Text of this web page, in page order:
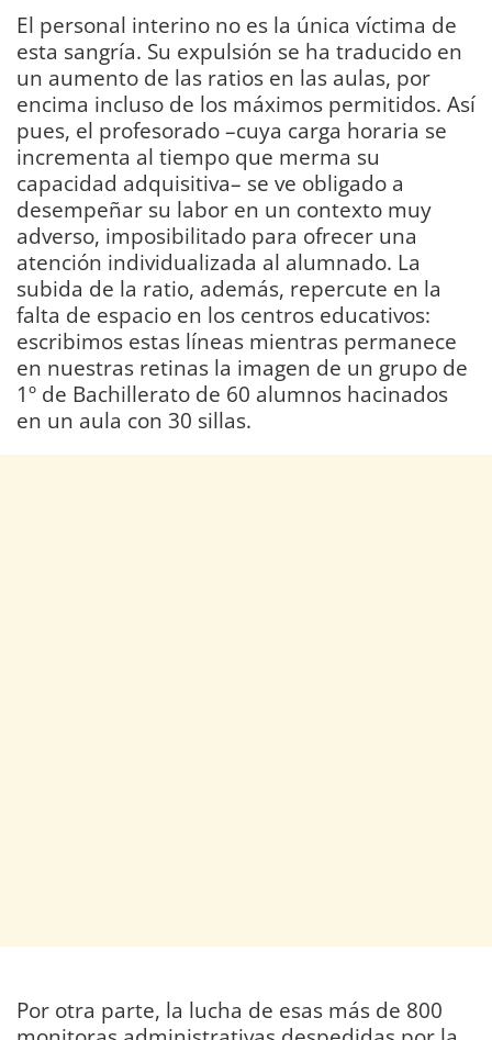
El personal interino no es la única víctima de
esta sangría. Su expulsión se ha traducido en
un aumento de las ratios en las aulas, por
encima incluso de los máximos permitidos. Así
pues, el profesorado –cuya carga horaria se
incrementa al tiempo que merma su
capacidad adquisitiva– se ve obligado a
desempeñar su labor en un contexto muy
adverso, imposibilitado para ofrecer una
atención individualizada al alumnado. La
subida de la ratio, además, repercute en la
falta de espacio en los centros educativos:
escribimos estas líneas mientras permanece
en nuestras retinas la imagen de un grupo de
1º de Bachillerato de 60 alumnos hacinados
en un aula con 30 sillas.
Por otra parte, la lucha de esas más de 800